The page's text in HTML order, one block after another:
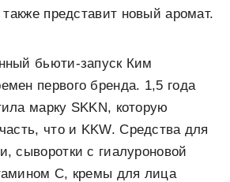
представит новый аромат.
бьюти-запуск Ким
первого бренда. 1,5 года
марку SKKN, которую
что и KKW. Средства для
сыворотки с гиалуроновой
С, кремы для лица